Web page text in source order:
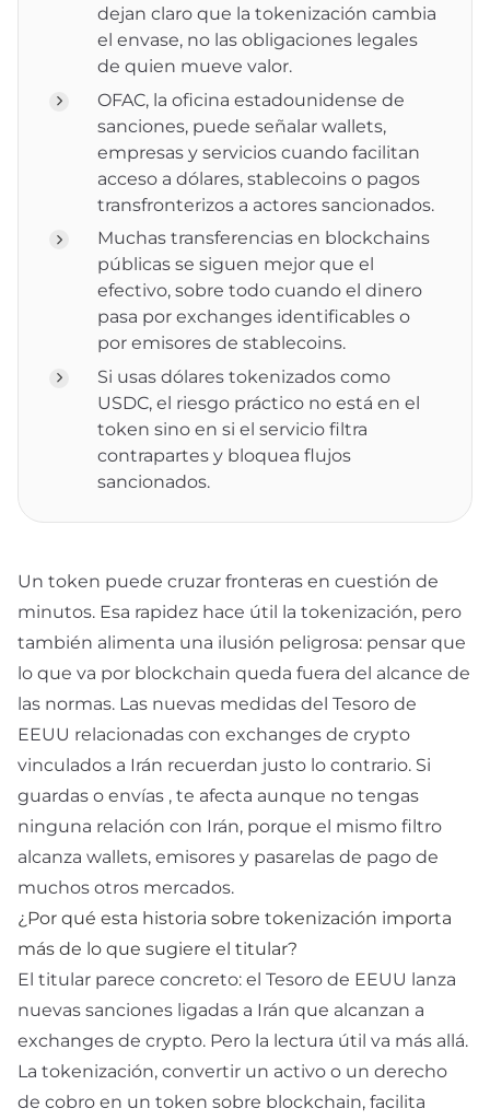
dejan claro que la tokenización cambia
el envase, no las obligaciones legales
de quien mueve valor.
OFAC, la oficina estadounidense de
sanciones, puede señalar wallets,
empresas y servicios cuando facilitan
acceso a dólares, stablecoins o pagos
transfronterizos a actores sancionados.
Muchas transferencias en blockchains
públicas se siguen mejor que el
efectivo, sobre todo cuando el dinero
pasa por exchanges identificables o
por emisores de stablecoins.
Si usas dólares tokenizados como
USDC, el riesgo práctico no está en el
token sino en si el servicio filtra
contrapartes y bloquea flujos
sancionados.
Un token puede cruzar fronteras en cuestión de
minutos. Esa rapidez hace útil la tokenización, pero
también alimenta una ilusión peligrosa: pensar que
lo que va por blockchain queda fuera del alcance de
las normas. Las nuevas medidas del Tesoro de
EEUU relacionadas con exchanges de crypto
vinculados a Irán recuerdan justo lo contrario. Si
guardas o envías , te afecta aunque no tengas
ninguna relación con Irán, porque el mismo filtro
alcanza wallets, emisores y pasarelas de pago de
muchos otros mercados.
¿Por qué esta historia sobre tokenización importa
más de lo que sugiere el titular?
El titular parece concreto: el Tesoro de EEUU lanza
nuevas sanciones ligadas a Irán que alcanzan a
exchanges de crypto. Pero la lectura útil va más allá.
La tokenización, convertir un activo o un derecho
de cobro en un token sobre blockchain, facilita